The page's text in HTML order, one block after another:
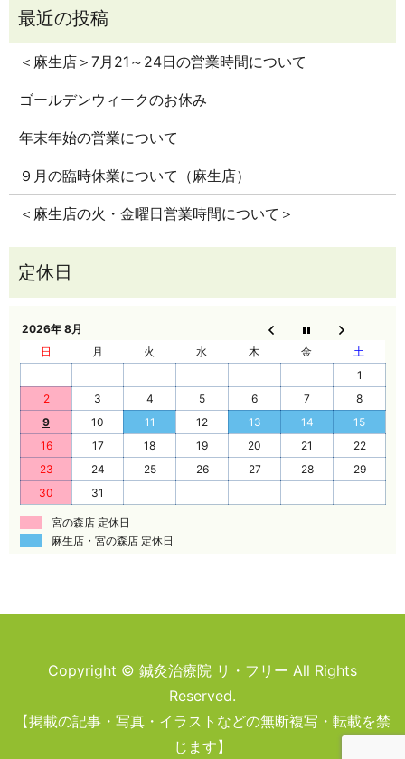
＜麻生店＞7月21～24日の営業時間について
ゴールデンウィークのお休み
年末年始の営業について
９月の臨時休業について（麻生店）
＜麻生店の火・金曜日営業時間について＞
2026年 8月
日
月 火 水 木 金
土
1
2
3 4 5 6 7
8
9
10 11 12 13 14
15
16
17 18 19 20 21
22
23
24 25 26 27 28
29
30
31
宮の森店 定休日
麻生店・宮の森店 定休日
Copyright © 鍼灸治療院 リ・フリー All Rights
Reserved.
【掲載の記事・写真・イラストなどの無断複写・転載を禁
じます】